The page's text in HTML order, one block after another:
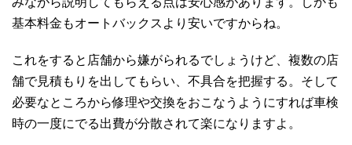
基本料金もオートバックスより安いですからね。
これをすると店舗から嫌がられるでしょうけど、複数の店
舗で見積もりを出してもらい、不具合を把握する。そして
必要なところから修理や交換をおこなうようにすれば車検
時の一度にでる出費が分散されて楽になりますよ。